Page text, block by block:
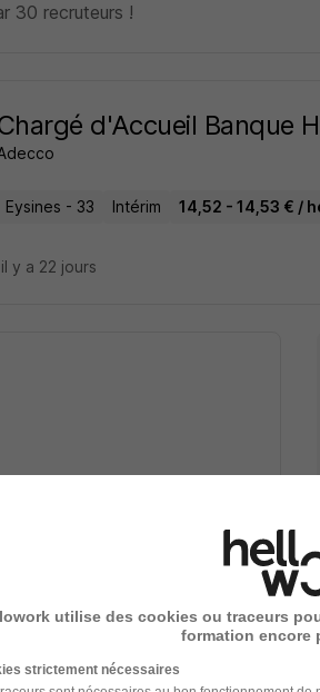
30 recruteurs !
d'Accueil Banque
Eysines - 33 Intérim 14,52 - 14,53 € /
il y a 22 jours
cette recherche dès leur
acceptez les
de protection des données du
utilise des cookies ou traceurs
formation encore
strictement nécessaires